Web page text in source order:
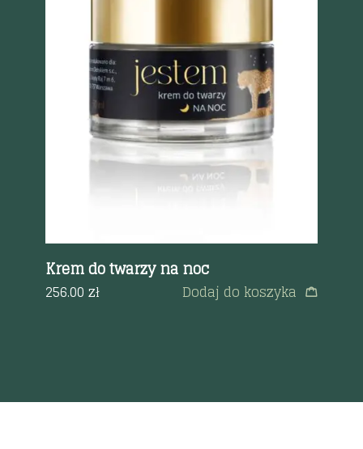
Szybki podgląd
Krem do twarzy na noc
256.00zł Dodaj do koszyka